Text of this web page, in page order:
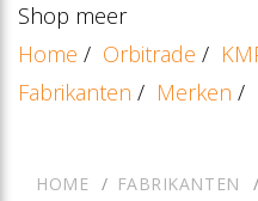
Shop meer
Home / Orbitrade /
Fabrikanten / Merken /
HOME FABRIKANTEN